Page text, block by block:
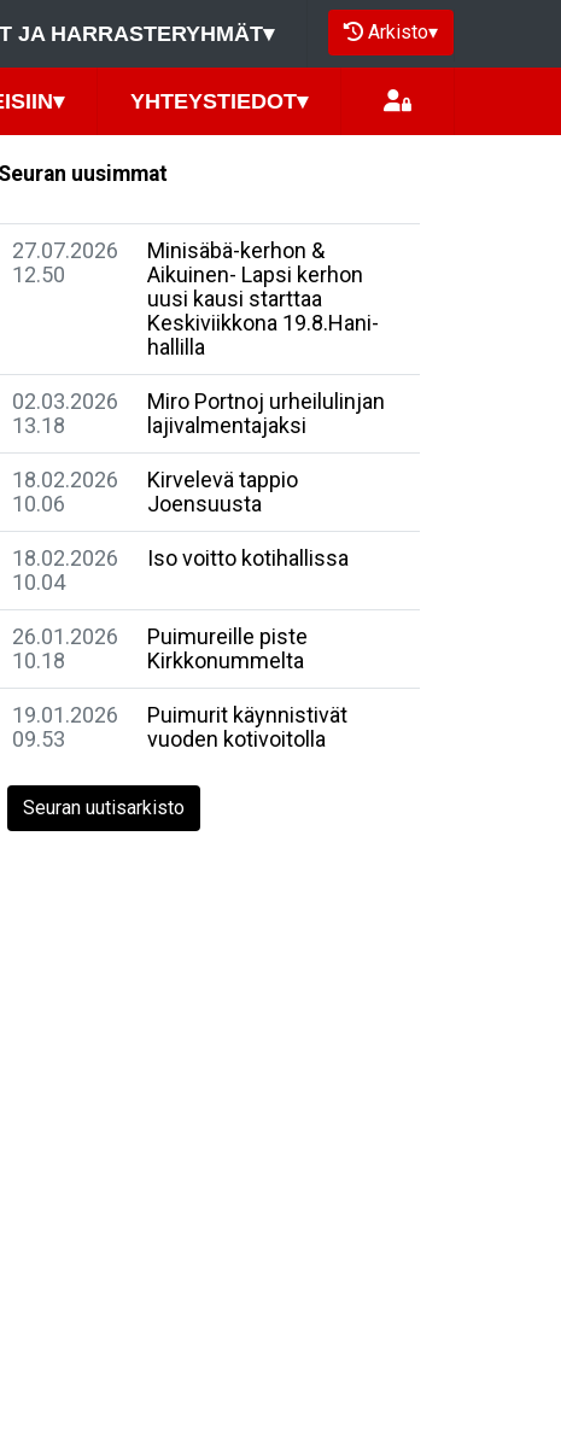
JA HARRASTERYHMÄT▾ Arkisto▾
▾ YHTEYSTIEDOT▾
Seuran uusimmat
27.07.2026
12.50
Minisäbä-kerhon &
Aikuinen- Lapsi kerhon
uusi kausi starttaa
Keskiviikkona 19.8.Hani-
hallilla
02.03.2026
13.18
Miro Portnoj urheilulinjan
lajivalmentajaksi
18.02.2026
10.06
Kirvelevä tappio
Joensuusta
18.02.2026
10.04
Iso voitto kotihallissa
26.01.2026
10.18
Puimureille piste
Kirkkonummelta
19.01.2026
09.53
Puimurit käynnistivät
vuoden kotivoitolla
Seuran uutisarkisto